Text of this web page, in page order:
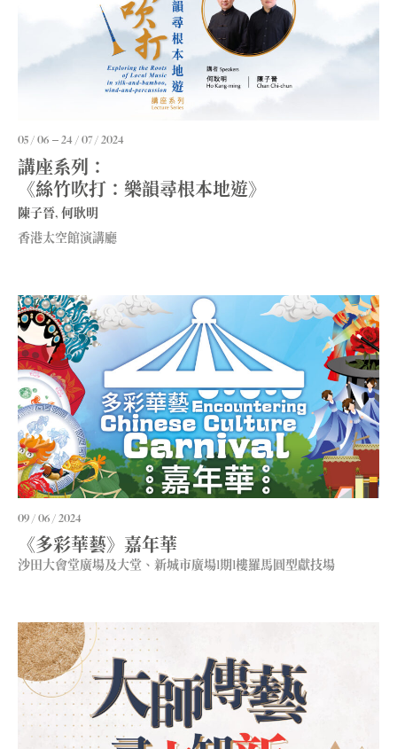
05 / 06 24 / 07 / 2024
講座系列：
《絲竹吹打：樂韻尋根本地遊》
陳子晉, 何耿明
香港太空館演講廳
09 / 06 / 2024
《多彩華藝》嘉年華
沙田大會堂廣場及大堂、新城市廣場1期1樓羅馬圓型獻技場